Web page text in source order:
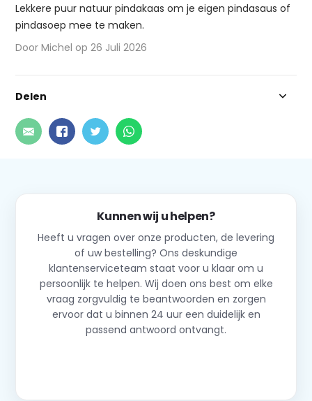
Lekkere puur natuur pindakaas om je eigen pindasaus of
pindasoep mee te maken.
Door Michel op 26 Juli 2026
Delen
Kunnen wij u helpen?
Heeft u vragen over onze producten, de levering
of uw bestelling? Ons deskundige
klantenserviceteam staat voor u klaar om u
persoonlijk te helpen. Wij doen ons best om elke
vraag zorgvuldig te beantwoorden en zorgen
ervoor dat u binnen 24 uur een duidelijk en
passend antwoord ontvangt.